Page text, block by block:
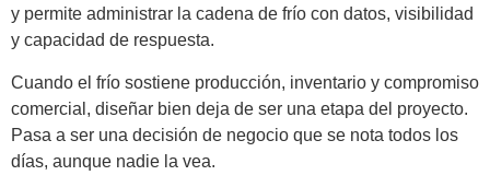
y permite administrar la cadena de frío con datos, visibilidad
y capacidad de respuesta.
Cuando el frío sostiene producción, inventario y compromiso
comercial, diseñar bien deja de ser una etapa del proyecto.
Pasa a ser una decisión de negocio que se nota todos los
días, aunque nadie la vea.